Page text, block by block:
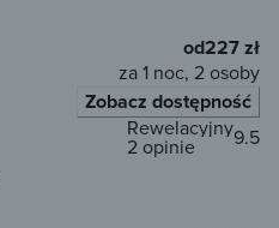
od227 zł
za 1 noc, 2 osoby
Zobacz dostępność
9.5
Rewelacyjny
2 opinie